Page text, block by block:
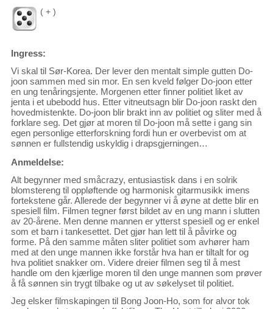
( + )
Ingress:
Vi skal til Sør-Korea. Der lever den mentalt simple gutten Do-
joon sammen med sin mor. En sen kveld følger Do-joon etter
en ung tenåringsjente. Morgenen etter finner politiet liket av
jenta i et ubebodd hus. Etter vitneutsagn blir Do-joon raskt den
hovedmistenkte. Do-joon blir brakt inn av politiet og sliter med å
forklare seg. Det gjør at moren til Do-joon må sette i gang sin
egen personlige etterforskning fordi hun er overbevist om at
sønnen er fullstendig uskyldig i drapsgjerningen…
Anmeldelse:
Alt begynner med småcrazy, entusiastisk dans i en solrik
blomstereng til oppløftende og harmonisk gitarmusikk imens
fortekstene går. Allerede der begynner vi å øyne at dette blir en
spesiell film. Filmen tegner først bildet av en ung mann i slutten
av 20-årene. Men denne mannen er ytterst spesiell og er enkel
som et barn i tankesettet. Det gjør han lett til å påvirke og
forme. På den samme måten sliter politiet som avhører ham
med at den unge mannen ikke forstår hva han er tiltalt for og
hva politiet snakker om. Videre dreier filmen seg til å mest
handle om den kjærlige moren til den unge mannen som prøver
å få sønnen sin trygt tilbake og ut av søkelyset til politiet.
Jeg elsker filmskapingen til Bong Joon-Ho, som for alvor tok